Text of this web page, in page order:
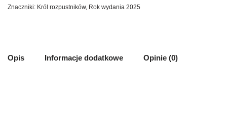
Znaczniki: Król rozpustników, Rok wydania 2025
Opis Informacje dodatkowe Opinie (0)